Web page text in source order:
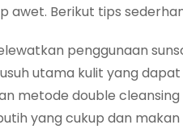
awet. Berikut tips
penggunaan
utama kulit yang
metode double
yang cukup dan